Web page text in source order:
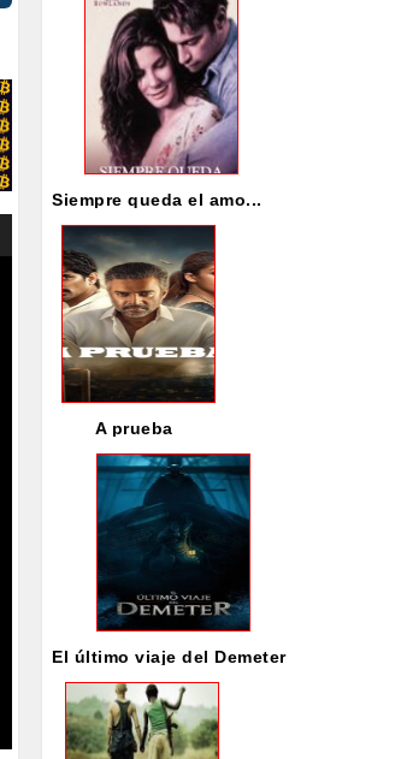
Siempre queda el amo...
A prueba
El último viaje del Demeter